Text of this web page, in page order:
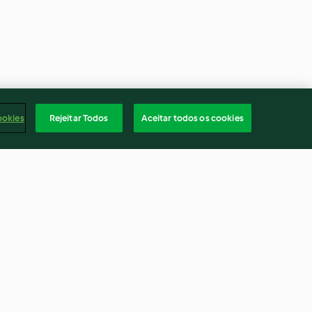
Rejeitar Todos Aceitar todos os cookies